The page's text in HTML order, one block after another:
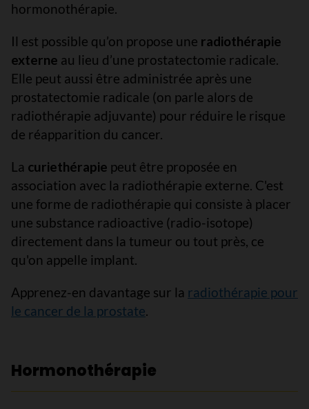
hormonothérapie.
Il est possible qu’on propose une radiothérapie
externe au lieu d’une prostatectomie radicale.
Elle peut aussi être administrée après une
prostatectomie radicale (on parle alors de
radiothérapie adjuvante) pour réduire le risque
de réapparition du cancer.
La curiethérapie peut être proposée en
association avec la radiothérapie externe. C'est
une forme de radiothérapie qui consiste à placer
une substance radioactive (radio-isotope)
directement dans la tumeur ou tout près, ce
qu'on appelle implant.
Apprenez-en davantage sur la radiothérapie pour
le cancer de la prostate.
Hormonothérapie